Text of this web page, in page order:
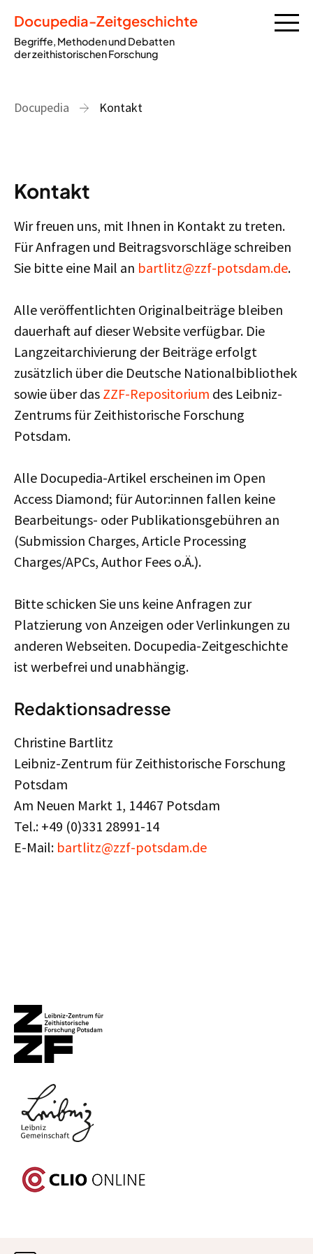
Docupedia-Zeitgeschichte
Begriffe, Methoden und Debatten
der zeithistorischen Forschung
Docupedia Kontakt
Kontakt
Wir freuen uns, mit Ihnen in Kontakt zu treten.
Für Anfragen und Beitragsvorschläge schreiben
Sie bitte eine Mail an bartlitz@zzf-potsdam.de.
Alle veröffentlichten Originalbeiträge bleiben
dauerhaft auf dieser Website verfügbar. Die
Langzeitarchivierung der Beiträge erfolgt
zusätzlich über die Deutsche Nationalbibliothek
sowie über das ZZF-Repositorium des Leibniz-
Zentrums für Zeithistorische Forschung
Potsdam.
Alle Docupedia-Artikel erscheinen im Open
Access Diamond; für Autor:innen fallen keine
Bearbeitungs- oder Publikationsgebühren an
(Submission Charges, Article Processing
Charges/APCs, Author Fees o.Ä.).
Bitte schicken Sie uns keine Anfragen zur
Platzierung von Anzeigen oder Verlinkungen zu
anderen Webseiten. Docupedia-Zeitgeschichte
ist werbefrei und unabhängig.
Redaktionsadresse
Christine Bartlitz
Leibniz-Zentrum für Zeithistorische Forschung
Potsdam
Am Neuen Markt 1, 14467 Potsdam
Tel.: +49 (0)331 28991-14
E-Mail: bartlitz@zzf-potsdam.de